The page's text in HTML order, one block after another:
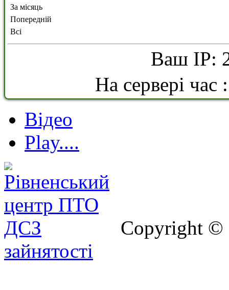
За місяць
Попередній
Всі
Ваш IP:
На сервері
Відео
Play....
Copyright
зайнятості